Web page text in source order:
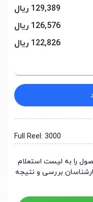
129,389 ریال
126,576 ریال
122,826 ریال
Full Reel: 3000
را به لیست استعلام
بررسی و نتیجه